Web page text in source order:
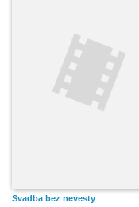
Svadba bez nevesty